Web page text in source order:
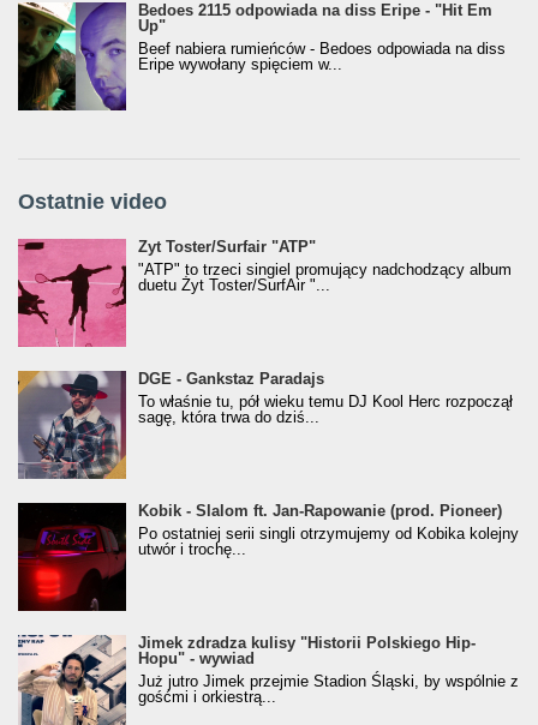
Bedoes 2115 odpowiada na diss Eripe - "Hit Em
Up"
Beef nabiera rumieńców - Bedoes odpowiada na diss
Eripe wywołany spięciem w...
Ostatnie video
Żyt Toster/SurfAir - ATP VIDEO
Żyt Toster/Surfair "ATP"
"ATP" to trzeci singiel promujący nadchodzący album
duetu Żyt Toster/SurfAir "...
donGURALesko z nagrodą za
Klasyczny/Trueschoolowy Album Roku
(Popkillery 2023)
DGE - Gankstaz Paradajs
To właśnie tu, pół wieku temu DJ Kool Herc rozpoczął
sagę, która trwa do dziś...
Kobik - Slalom ft. Jan-Rapowanie (prod. Pioneer)
[Official Music Visualiser]
Kobik - Slalom ft. Jan-Rapowanie (prod. Pioneer)
Po ostatniej serii singli otrzymujemy od Kobika kolejny
utwór i trochę...
Jimek zdradza kulisy "Historii Polskiego Hip-
Hopu" - wywiad
Jimek zdradza kulisy "Historii Polskiego Hip-
Hopu" - wywiad
Już jutro Jimek przejmie Stadion Śląski, by wspólnie z
gośćmi i orkiestrą...